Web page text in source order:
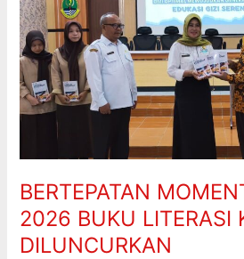
BERTEPATAN
2026 BUKU LITERASI
DILUNCURKAN
HGN
2026
BUKU
LITERASI
KESEHATAN
DILUNCURKAN